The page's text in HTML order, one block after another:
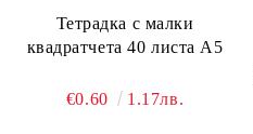
Тетрадка с малки
квадратчета 40 листа А5
€0.60 1.17лв.